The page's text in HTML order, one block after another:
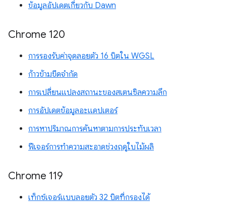
ข้อมูลอัปเดตเกี่ยวกับ Dawn
Chrome 120
การรองรับค่าจุดลอยตัว 16 บิตใน WGSL
ก้าวข้ามขีดจำกัด
การเปลี่ยนแปลงสถานะของสเตนซิลความลึก
การอัปเดตข้อมูลอะแดปเตอร์
การหาปริมาณการค้นหาตามการประทับเวลา
ฟีเจอร์การทำความสะอาดช่วงฤดูใบไม้ผลิ
Chrome 119
เท็กซ์เจอร์แบบลอยตัว 32 บิตที่กรองได้